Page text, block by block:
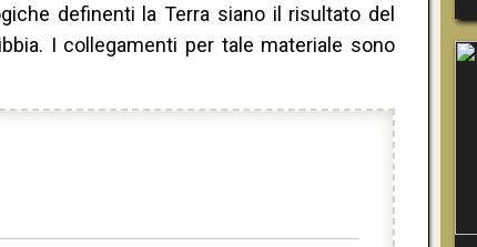
definenti la Terra siano il risultato del
I collegamenti per tale materiale sono